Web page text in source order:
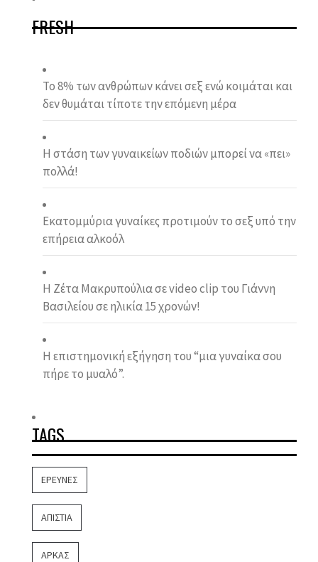
FRESH
Το 8% των ανθρώπων κάνει σεξ ενώ κοιµάται και
δεν θυµάται τίποτε την επόµενη µέρα
Η στάση των γυναικείων ποδιών μπορεί να «πει»
πολλά!
Εκατομμύρια γυναίκες προτιμούν το σεξ υπό την
επήρεια αλκοόλ
Η Ζέτα Μακρυπούλια σε video clip του Γιάννη
Βασιλείου σε ηλικία 15 χρονών!
Η επιστημονική εξήγηση του “μια γυναίκα σου
πήρε το μυαλό”.
TAGS
ΈΡΕΥΝΕΣ
ΑΠΙΣΤΊΑ
ΑΡΚΆΣ